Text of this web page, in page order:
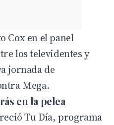
Cox en el panel
los televidentes y
jornada de
Mega.
en la pelea
Tu Día, programa